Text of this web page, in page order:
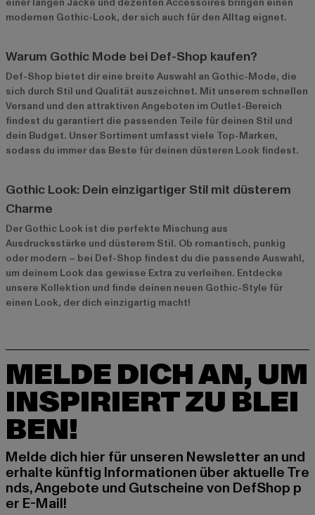
einer langen Jacke und dezenten Accessoires bringen einen
modernen Gothic-Look, der sich auch für den Alltag eignet.
Warum Gothic Mode bei Def-Shop kaufen?
Def-Shop bietet dir eine breite Auswahl an Gothic-Mode, die
sich durch Stil und Qualität auszeichnet. Mit unserem schnellen
Versand und den attraktiven Angeboten im Outlet-Bereich
findest du garantiert die passenden Teile für deinen Stil und
dein Budget. Unser Sortiment umfasst viele Top-Marken,
sodass du immer das Beste für deinen düsteren Look findest.
Gothic Look: Dein einzigartiger Stil mit düsterem
Charme
Der Gothic Look ist die perfekte Mischung aus
Ausdrucksstärke und düsterem Stil. Ob romantisch, punkig
oder modern – bei Def-Shop findest du die passende Auswahl,
um deinem Look das gewisse Extra zu verleihen. Entdecke
unsere Kollektion und finde deinen neuen Gothic-Style für
einen Look, der dich einzigartig macht!
MELDE DICH AN, UM
INSPIRIERT ZU BLEI
BEN!
Melde dich hier für unseren Newsletter an und
erhalte künftig Informationen über aktuelle Tre
nds, Angebote und Gutscheine von DefShop p
er E-Mail!